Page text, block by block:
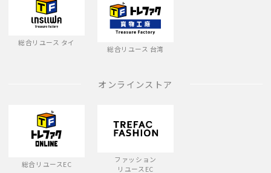
総合リユース タイ
総合リユース 台湾
オンラインストア
総合リユースEC
ファッション
リユースEC